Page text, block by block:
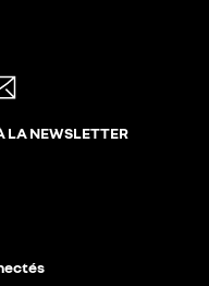
LA NEWSLETTER